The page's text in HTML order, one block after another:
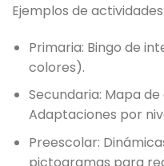
Ejemplos de actividades:
Primaria: Bingo de
colores).
Secundaria: Mapa
Adaptaciones por
Preescolar:
pictogramas para